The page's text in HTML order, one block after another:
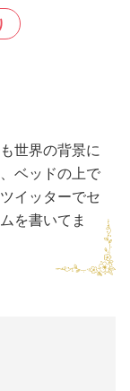
世界の背景に
ベッドの上で
イッターでセ
を書いてま